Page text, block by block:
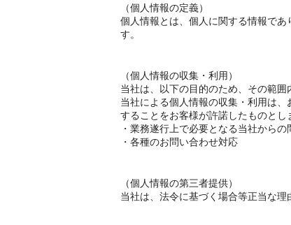
（個人情報の定義）
個人情報とは、個人に関する情報で
す。
（個人情報の収集・利用）
当社は、以下の目的のため、その範囲
当社による個人情報の収集・利用は
することをお客様が許諾したものとし
・業務遂行上で必要となる当社から
・各種のお問い合わせ対応
（個人情報の第三者提供）
当社は、法令に基づく場合等正当な